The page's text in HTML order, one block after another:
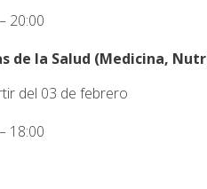
20:00
de la Salud (Medicina,
del 03 de febrero
18:00